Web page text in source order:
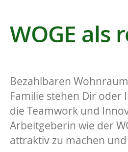
WOGE
Bezahlbaren
Familie stehen Dir oder
die Teamwork und
Arbeitgeberin wie der
attraktiv zu machen